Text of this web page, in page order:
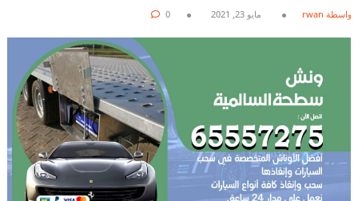
بواسطة rwan مايو 23, 2021 0